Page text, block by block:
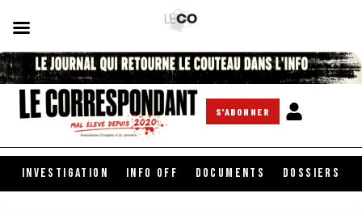
S'ABONNER
INVESTIGATION INFO OFF DOCUMENTS DOSSIERS